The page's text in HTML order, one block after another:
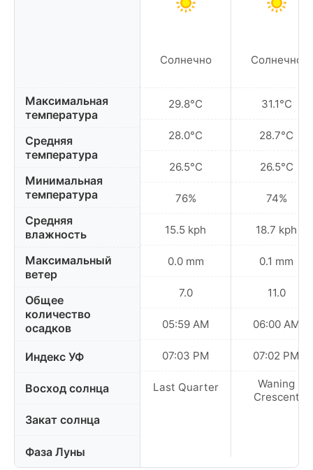
Максимальная
температура
Средняя
температура
Минимальная
температура
Средняя
влажность
Максимальный
ветер
Общее
количество
осадков
Индекс УФ
Восход солнца
Закат солнца
Фаза Луны
Солнечно
29.8°C
28.0°C
26.5°C
76%
15.5 kph
0.0 mm
7.0
05:59 AM
07:03 PM
Last Quarter
Солнечно
31.1°C
28.7°C
26.5°C
74%
18.7 kph
0.1 mm
11.0
06:00 AM
07:02 PM
Waning
Crescent